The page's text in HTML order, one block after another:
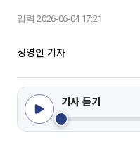
입력 2026-06-04 17:21
정영인 기자
기사 듣기